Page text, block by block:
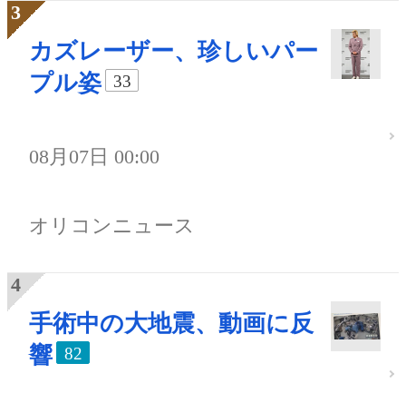
カズレーザー、珍しいパー
プル姿
33
08月07日 00:00
オリコンニュース
手術中の大地震、動画に反
響
82